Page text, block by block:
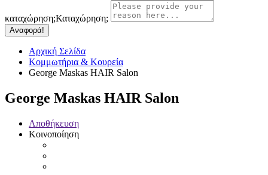
καταχώρηση;Καταχώρηση;
Αναφορά!
Αρχική Σελίδα
Κομμωτήρια & Κουρεία
George Maskas HAIR Salon
George Maskas HAIR Salon
Αποθήκευση
Κοινοποίηση